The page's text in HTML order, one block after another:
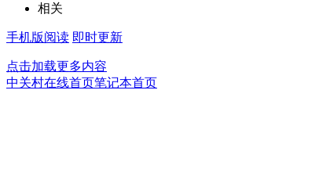
相关
手机版阅读 即时更新
点击加载更多内容
中关村在线首页笔记本首页